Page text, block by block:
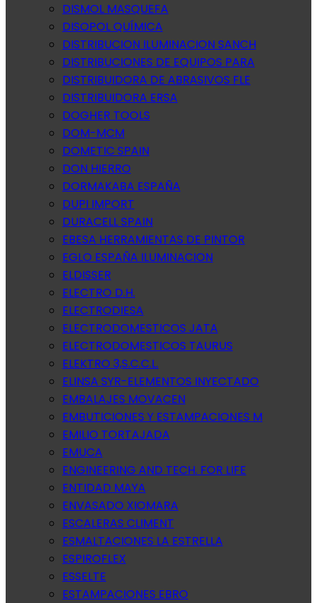
DISMOL MASQUEFA
DISOPOL QUÍMICA
DISTRIBUCION ILUMINACION SANCH
DISTRIBUCIONES DE EQUIPOS PARA
DISTRIBUIDORA DE ABRASIVOS FLE
DISTRIBUIDORA ERSA
DOGHER TOOLS
DOM-MCM
DOMETIC SPAIN
DON HIERRO
DORMAKABA ESPAÑA
DUPI IMPORT
DURACELL SPAIN
EBESA HERRAMIENTAS DE PINTOR
EGLO ESPAÑA ILUMINACION
ELDISSER
ELECTRO D.H.
ELECTRODIESA
ELECTRODOMESTICOS JATA
ELECTRODOMESTICOS TAURUS
ELEKTRO 3,S.C.C.L.
ELINSA SYR-ELEMENTOS INYECTADO
EMBALAJES MOVACEN
EMBUTICIONES Y ESTAMPACIONES M
EMILIO TORTAJADA
EMUCA
ENGINEERING AND TECH. FOR LIFE
ENTIDAD MAYA
ENVASADO XIOMARA
ESCALERAS CLIMENT
ESMALTACIONES LA ESTRELLA
ESPIROFLEX
ESSELTE
ESTAMPACIONES EBRO